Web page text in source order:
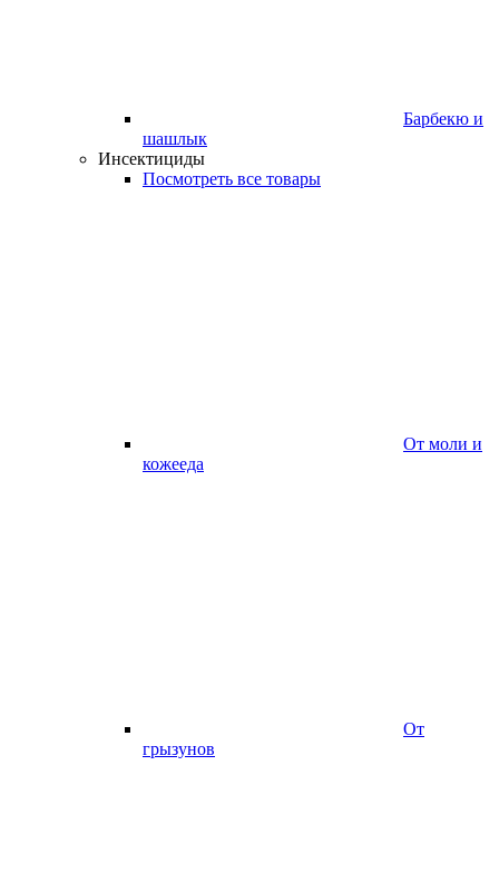
Барбекю и
шашлык
Инсектициды
Посмотреть все товары
От моли и
кожееда
От
грызунов